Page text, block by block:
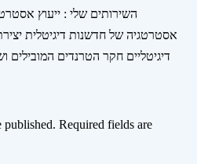
השירותים שלי : ייעוץ
אסטרטגיה של חדשנות דיגיטלית
דיגיטליים חקר הטרנדים המובילים
published. Required fields are